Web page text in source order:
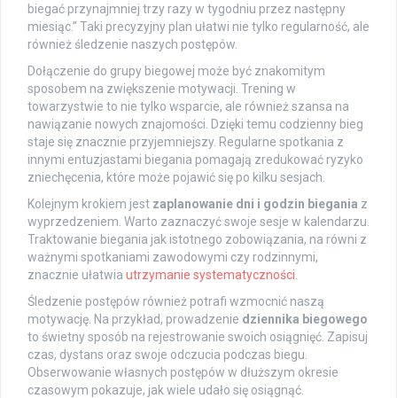
biegać przynajmniej trzy razy w tygodniu przez następny
miesiąc.” Taki precyzyjny plan ułatwi nie tylko regularność, ale
również śledzenie naszych postępów.
Dołączenie do grupy biegowej może być znakomitym
sposobem na zwiększenie motywacji. Trening w
towarzystwie to nie tylko wsparcie, ale również szansa na
nawiązanie nowych znajomości. Dzięki temu codzienny bieg
staje się znacznie przyjemniejszy. Regularne spotkania z
innymi entuzjastami biegania pomagają zredukować ryzyko
zniechęcenia, które może pojawić się po kilku sesjach.
Kolejnym krokiem jest zaplanowanie dni i godzin biegania z
wyprzedzeniem. Warto zaznaczyć swoje sesje w kalendarzu.
Traktowanie biegania jak istotnego zobowiązania, na równi z
ważnymi spotkaniami zawodowymi czy rodzinnymi,
znacznie ułatwia utrzymanie systematyczności
Śledzenie postępów również potrafi wzmocnić naszą
motywację. Na przykład, prowadzenie dziennika biegowego
to świetny sposób na rejestrowanie swoich osiągnięć. Zapisuj
czas, dystans oraz swoje odczucia podczas biegu.
Obserwowanie własnych postępów w dłuższym okresie
czasowym pokazuje, jak wiele udało się osiągnąć.